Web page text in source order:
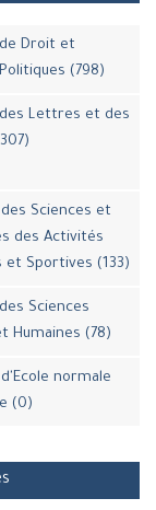
Droit et
(798)
Lettres et des
Sciences et
des Activités
et Sportives (133)
Sciences
Humaines (78)
normale
(0)